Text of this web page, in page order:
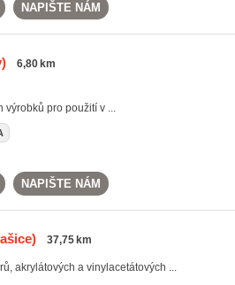
NAPIŠTE NÁM
6,80 km
výrobků pro použití v ...
NAPIŠTE NÁM
37,75 km
akrylátových a vinylacetátových ...